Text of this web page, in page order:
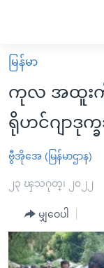
လွယ်ကူ
စေ
သည့်
Link
များ
ပင်မ
ကျော်
ကြည့်
မူလစာမျက်နှာ
မြန်မာ
ကမ္ဘာ့သတင်းများ
နိုင်ငံတကာ
အစ္စရေး-ပါလက်စတို
ဗွီဒီယို
အင်္ဂလိပ်စာလေ့လာ
အမေရိကန်သုံးအီ
အပတ်စဉ်ကဏ္ဍများ
မြန်မာ
ကုလ အထူးကို
ရိုဟင်ဂျာဒု
ဗွီအိုအေ (မြန်မာဌာန)
၂၃ ၾသဂုတ္၊ ၂၀၂၂
မျှဝေပါ